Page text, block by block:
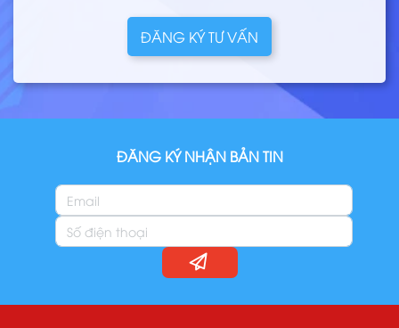
ĐĂNG KÝ TƯ VẤN
ĐĂNG KÝ NHẬN BẢN TIN